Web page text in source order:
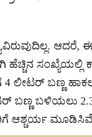
ಆದರೆ,
ಸಂಖ್ಯೆಯಲ್ಲಿ
ಬಣ್ಣ
ಬಣ್ಣ ಬಳಿಯಲು
ಆಶ್ಚರ್ಯ